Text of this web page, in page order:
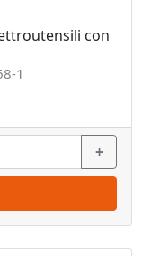
con
1
+